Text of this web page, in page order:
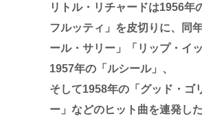
リトル・リチャードは1956年
フルッティ」を皮切りに、同
ール・サリー」「リップ・イ
1957年の「ルシール」、
そして1958年の「グッド・ゴ
ー」などのヒット曲を連発し